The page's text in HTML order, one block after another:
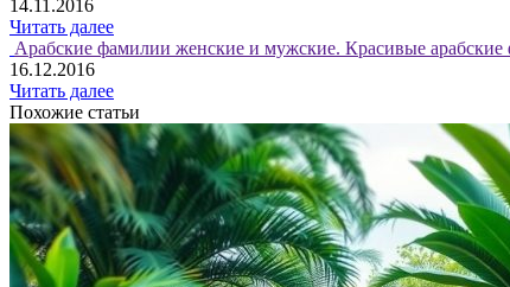
14.11.2016
Читать далее
Арабские фамилии женские и мужские. Красивые
16.12.2016
Читать далее
Похожие статьи